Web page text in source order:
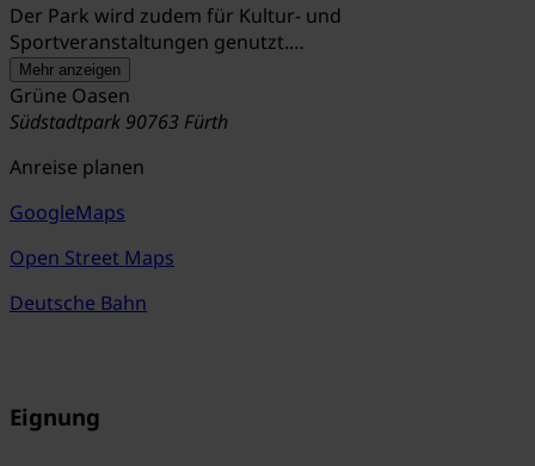
Der Park wird zudem für Kultur- und
Sportveranstaltungen genutzt.
Zum Fürther Veranstaltungskalender
Mehr anzeigen
Grüne Oasen
Südstadtpark 90763 Fürth
Anreise planen
GoogleMaps
Open Street Maps
Deutsche Bahn
Eignung